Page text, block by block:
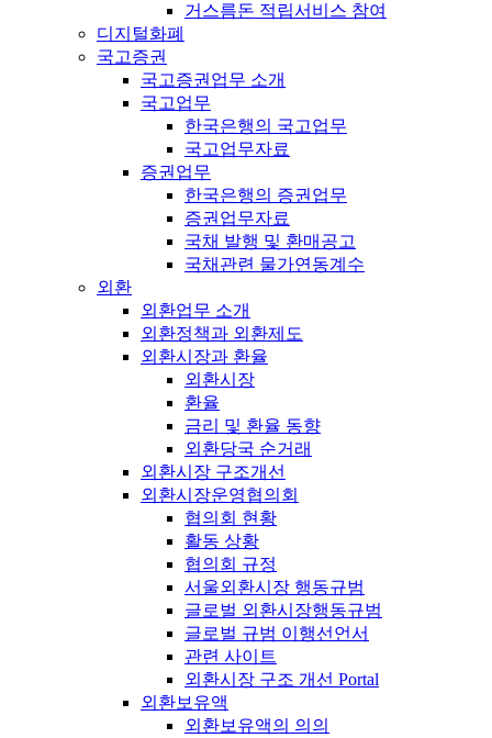
거스름돈 적립서비스 참여
디지털화폐
국고증권
국고증권업무 소개
국고업무
한국은행의 국고업무
국고업무자료
증권업무
한국은행의 증권업무
증권업무자료
국채 발행 및 환매공고
국채관련 물가연동계수
외환
외환업무 소개
외환정책과 외환제도
외환시장과 환율
외환시장
환율
금리 및 환율 동향
외환당국 순거래
외환시장 구조개선
외환시장운영협의회
협의회 현황
활동 상황
협의회 규정
서울외환시장 행동규범
글로벌 외환시장행동규범
글로벌 규범 이행선언서
관련 사이트
외환시장 구조 개선 Portal
외환보유액
외환보유액의 의의